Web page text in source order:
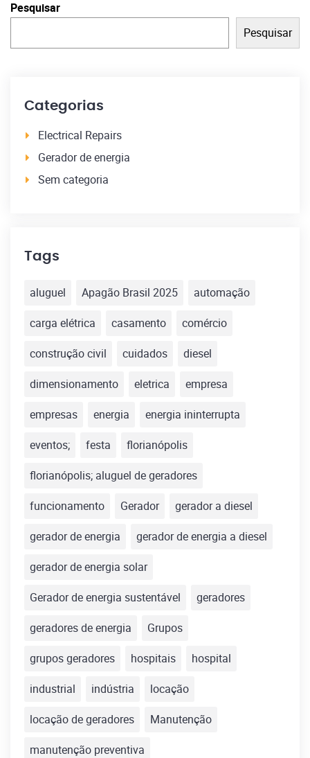
Pesquisar
Pesquisar
Categorias
Electrical Repairs
Gerador de energia
Sem categoria
Tags
aluguel Apagão Brasil 2025
automação
carga elétrica
casamento
comércio
construção civil
cuidados
diesel
dimensionamento
eletrica
empresa
empresas
energia
energia ininterrupta
eventos;
festa
florianópolis
florianópolis; aluguel de geradores
funcionamento
Gerador
gerador a diesel
gerador de energia
gerador de energia a diesel
gerador de energia solar
Gerador de energia sustentável
geradores
geradores de energia
Grupos
grupos geradores
hospitais
hospital
industrial
indústria
locação
locação de geradores
Manutenção
manutenção preventiva